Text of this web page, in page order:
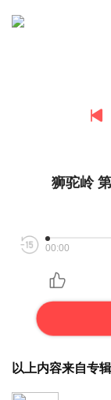
狮驼岭
00:00
以上内容来自专辑